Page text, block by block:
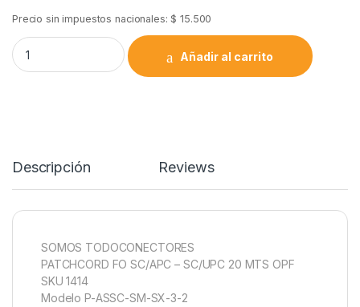
Precio sin impuestos nacionales:$ 15.500
Patch Cord Fibra Optica Sc/apc A Sc/upc Monomodo 20 Mts
Añadir al carrito
Descripción Reviews
SOMOS TODOCONECTORES
PATCHCORD FO SC/APC – SC/UPC 20 MTS OPF
SKU 1414
Modelo P-ASSC-SM-SX-3-2